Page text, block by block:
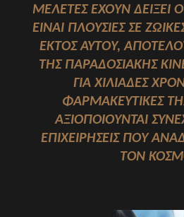
ΜΕΛΈΤΕΣ ΈΧΟΥΝ ΔΕΊΞΕΙ
ΕΊΝΑΙ ΠΛΟΎΣΙΕΣ ΣΕ
ΕΚΤΌΣ ΑΥΤΟΎ,
ΤΗΣ ΠΑΡΑΔΟΣΙΑΚΉΣ
ΓΙΑ ΧΙΛΙΆΔΕΣ
ΦΑΡΜΑΚΕΥΤΙΚΈΣ
ΑΞΙΟΠΟΙΟΎΝΤΑΙ
ΕΠΙΧΕΙΡΉΣΕΙΣ ΠΟΥ
ΤΟΝ